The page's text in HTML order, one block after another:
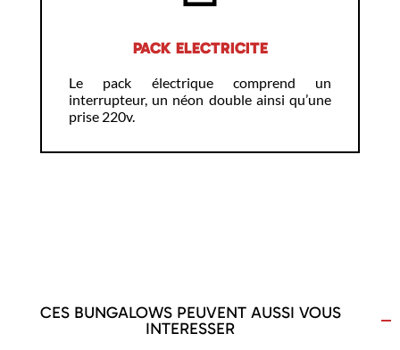
PACK ELECTRICITE
Le pack électrique comprend un
interrupteur, un néon double ainsi qu’une
prise 220v.
CES BUNGALOWS PEUVENT AUSSI VOUS
INTERESSER